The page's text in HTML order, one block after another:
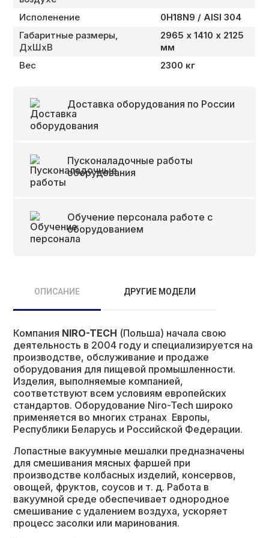
Исполенение
0H18N9 / AISI 304
Габаритные размеры,
ДхШхВ
2965 х 1410 х 2125
мм
Вес
2300 кг
Доставка оборудования по России
Пусконаладочные работы
оборудования
Обучение персонала работе с
оборудованием
ОПИСАНИЕ ДРУГИЕ МОДЕЛИ
Компания NIRO-TECH (Польша) начала свою
деятельность в 2004 году и специализируется на
производстве, обслуживание и продаже
оборудования для пищевой промышленности.
Изделия, выполняемые компанией,
соответствуют всем условиям европейских
стандартов. Оборудование Niro-Tech широко
применяется во многих странах Европы,
Республики Беларусь и Российской Федерации.
Лопастные вакуумные мешалки предназначены
для смешивания мясных фаршей при
производстве колбасных изделий, консервов,
овощей, фруктов, соусов и т. д. Работа в
вакуумной среде обеспечивает однородное
смешивание с удалением воздуха, ускоряет
процесс засолки или маринования.